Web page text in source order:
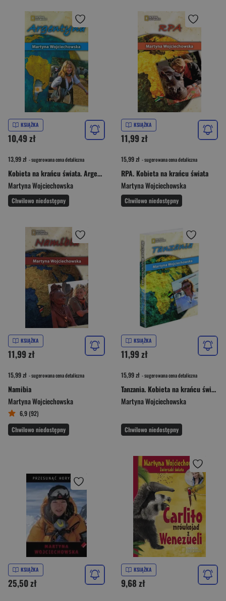
KSIĄŻKA
10,49 zł
13,99 zł - sugerowana cena detaliczna
Kobieta na krańcu świata. Argentyna
Martyna Wojciechowska
Chwilowo niedostępny
KSIĄŻKA
11,99 zł
15,99 zł - sugerowana cena detaliczna
RPA. Kobieta na krańcu świata
Martyna Wojciechowska
Chwilowo niedostępny
KSIĄŻKA
11,99 zł
15,99 zł - sugerowana cena detaliczna
Namibia
Martyna Wojciechowska
6,9 (92)
Chwilowo niedostępny
KSIĄŻKA
11,99 zł
15,99 zł - sugerowana cena detaliczna
Tanzania. Kobieta na krańcu świata
Martyna Wojciechowska
Chwilowo niedostępny
KSIĄŻKA
25,50 zł
KSIĄŻKA
9,68 zł